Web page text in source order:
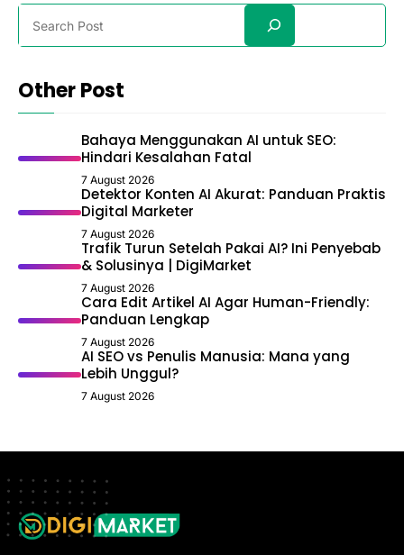
Other Post
Bahaya Menggunakan AI untuk SEO:
Hindari Kesalahan Fatal
7 August 2026
Detektor Konten AI Akurat: Panduan Praktis
Digital Marketer
7 August 2026
Trafik Turun Setelah Pakai AI? Ini Penyebab
& Solusinya | DigiMarket
7 August 2026
Cara Edit Artikel AI Agar Human-Friendly:
Panduan Lengkap
7 August 2026
AI SEO vs Penulis Manusia: Mana yang
Lebih Unggul?
7 August 2026